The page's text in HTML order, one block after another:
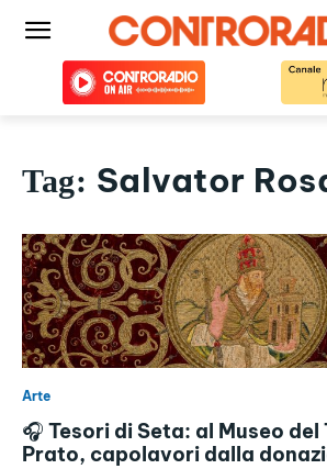
Tag: Salvator
Arte
🎧 Tesori di Seta: al Museo del
Prato, capolavori dalla